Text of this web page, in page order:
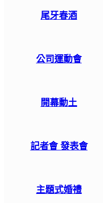
尾牙春酒
公司運動會
開幕動土
記者會 發表會
主題式婚禮